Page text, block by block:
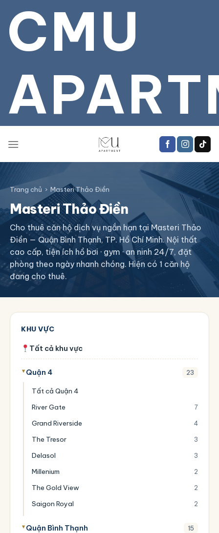
qua
tới
nộiCMU
Trang chủ › Masteri Thảo Điền
Masteri Thảo Điền
Cho thuê căn hộ dịch vụ ngắn hạn tại Masteri Thảo
Điền — Quận Bình Thạnh, TP. Hồ Chí Minh. Nội thất
cao cấp, tiện ích hồ bơi · gym · an ninh 24/7, đặt
phòng theo ngày nhanh chóng. Hiện có 1 căn hộ
đang cho thuê.
KHU VỰC
Tất cả khu vực
Quận 4 23
Tất cả Quận 4
River Gate
7
Grand Riverside 4
The Tresor 3
Delasol 3
Millenium 2
The Gold View 2
Saigon Royal 2
Quận Bình Thạnh 15